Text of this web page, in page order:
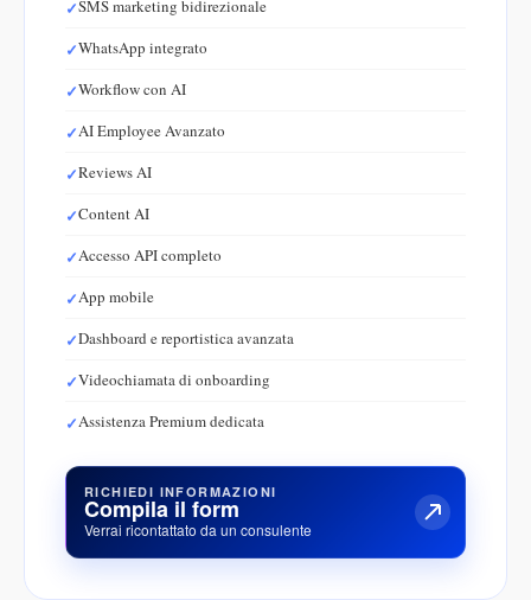
SMS marketing bidirezionale
WhatsApp integrato
Workflow con AI
AI Employee Avanzato
Reviews AI
Content AI
Accesso API completo
App mobile
Dashboard e reportistica avanzata
Videochiamata di onboarding
Assistenza Premium dedicata
RICHIEDI INFORMAZIONI
Compila il form
Verrai ricontattato da un consulente